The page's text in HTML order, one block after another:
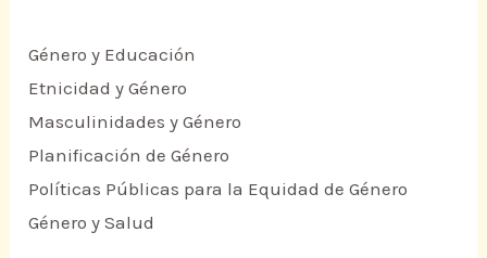
Género y Educación
Etnicidad y Género
Masculinidades y Género
Planificación de Género
Políticas Públicas para la Equidad de Género
Género y Salud